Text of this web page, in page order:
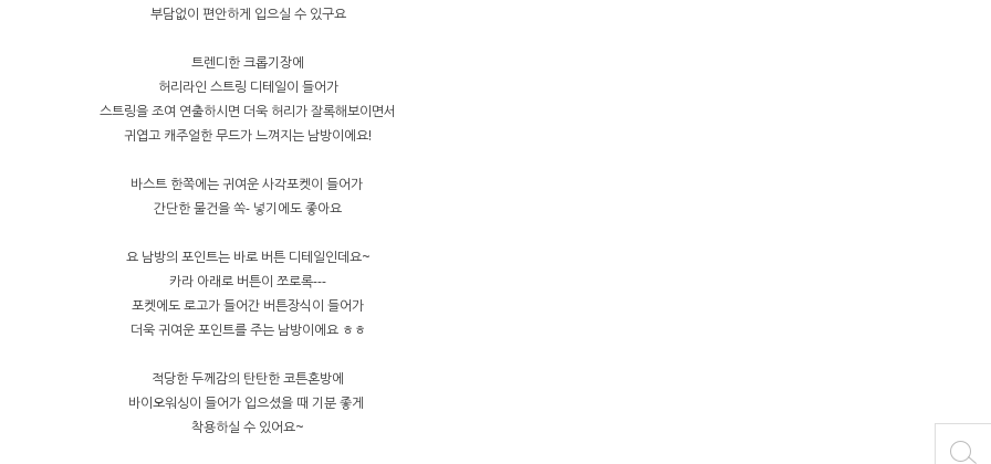
부담없이 편안하게 입으실 수 있구요
트렌디한 크롭기장에
허리라인 스트링 디테일이 들어가
스트링을 조여 연출하시면 더욱 허리가 잘록해보이면서
귀엽고 캐주얼한 무드가 느껴지는 남방이에요!
바스트 한쪽에는 귀여운 사각포켓이 들어가
간단한 물건을 쏙- 넣기에도 좋아요
요 남방의 포인트는 바로 버튼 디테일인데요~
카라 아래로 버튼이 쪼로록---
포켓에도 로고가 들어간 버튼장식이 들어가
더욱 귀여운 포인트를 주는 남방이에요 ㅎㅎ
적당한 두께감의 탄탄한 코튼혼방에
바이오워싱이 들어가 입으셨을 때 기분 좋게
착용하실 수 있어요~